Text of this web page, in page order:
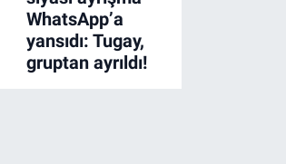
WhatsApp’a
yansıdı: Tugay,
gruptan ayrıldı!